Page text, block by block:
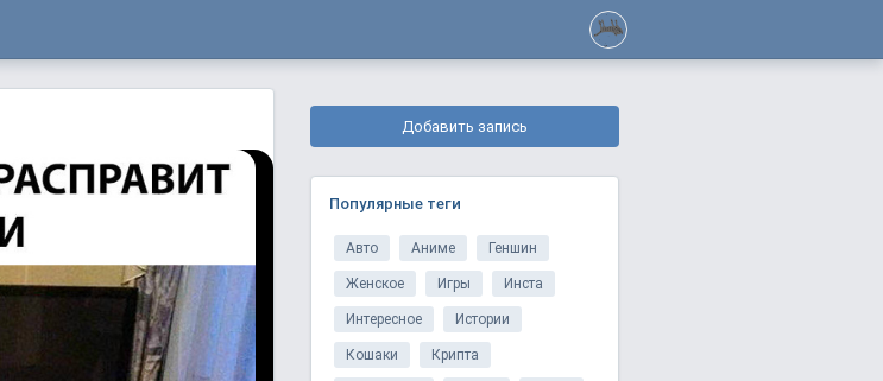
Добавить запись
Популярные теги
Авто Аниме Геншин
Женское Игры Инста
Интересное Истории
Кошаки Крипта